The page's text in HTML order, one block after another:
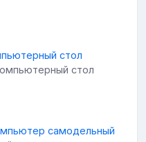
стол